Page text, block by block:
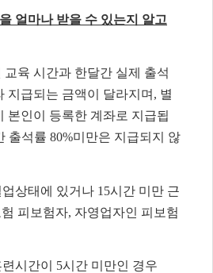
얼마나 받을 수 있는지 알고
교육 시간과 한달간 실제 출석
지급되는 금액이 달라지며 , 별
본인이 등록한 계좌로 지급됩
출석률 80%미만은 지급되지 않
업상태에 있거나 15시간 미만 근
피보험자, 자영업자인 피보험
련시간이 5시간 미만인 경우